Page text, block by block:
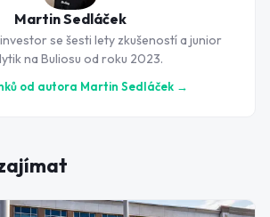
Martin Sedláček
se šesti lety zkušeností a junior
na Buliosu od roku 2023.
od autora Martin Sedláček →